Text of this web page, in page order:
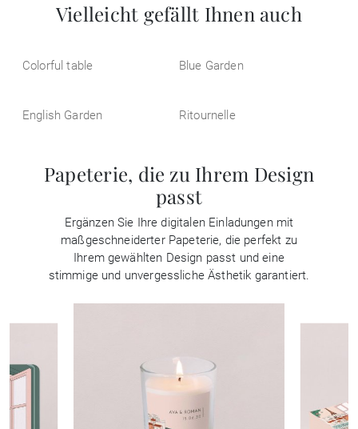
Vielleicht gefällt Ihnen auch
Colorful table Blue Garden
English Garden Ritournelle
Papeterie, die zu Ihrem Design
passt
Ergänzen Sie Ihre digitalen Einladungen mit
maßgeschneiderter Papeterie, die perfekt zu
Ihrem gewählten Design passt und eine
stimmige und unvergessliche Ästhetik garantiert.